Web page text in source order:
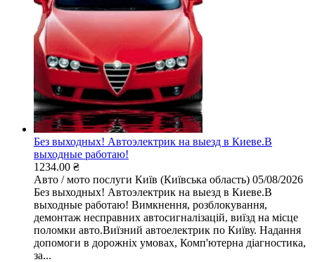
Без выходных! Автоэлектрик на выезд в Киеве.В
выходные работаю!
1234.00 ₴
Авто / мото послуги Київ (Київська область) 05/08/2026
Без выходных! Автоэлектрик на выезд в Киеве.В
выходные работаю! Вимкнення, розблокування,
демонтаж несправних автосигналізацій, виїзд на місце
поломки авто.Виїзний автоелектрик по Київу. Надання
допомоги в дорожніх умовах, Комп'ютерна діагностика,
за...